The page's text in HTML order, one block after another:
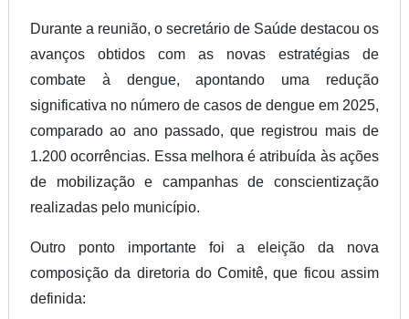
Durante a reunião, o secretário de Saúde destacou os
avanços obtidos com as novas estratégias de
combate à dengue, apontando uma redução
significativa no número de casos de dengue em 2025,
comparado ao ano passado, que registrou mais de
1.200 ocorrências. Essa melhora é atribuída às ações
de mobilização e campanhas de conscientização
realizadas pelo município.
Outro ponto importante foi a eleição da nova
composição da diretoria do Comitê, que ficou assim
definida: